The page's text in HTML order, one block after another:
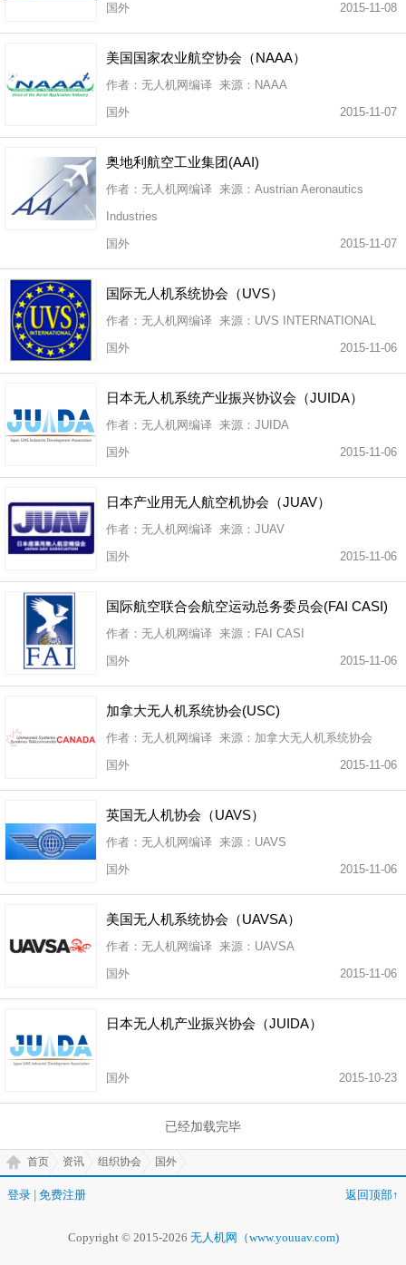
国外
2015-11-08
美国国家农业航空协会（NAAA）
作者：无人机网编译 来源：NAAA
国外
2015-11-07
奥地利航空工业集团(AAI)
作者：无人机网编译 来源：Austrian Aeronautics
Industries
国外
2015-11-07
国际无人机系统协会（UVS）
作者：无人机网编译 来源：UVS INTERNATIONAL
国外
2015-11-06
日本无人机系统产业振兴协议会（JUIDA）
作者：无人机网编译 来源：JUIDA
国外
2015-11-06
日本产业用无人航空机协会（JUAV）
作者：无人机网编译 来源：JUAV
国外
2015-11-06
国际航空联合会航空运动总务委员会(FAI CASI)
作者：无人机网编译 来源：FAI CASI
国外
2015-11-06
加拿大无人机系统协会(USC)
作者：无人机网编译 来源：加拿大无人机系统协会
国外
2015-11-06
英国无人机协会（UAVS）
作者：无人机网编译 来源：UAVS
国外
2015-11-06
美国无人机系统协会（UAVSA）
作者：无人机网编译 来源：UAVSA
国外
2015-11-06
日本无人机产业振兴协会（JUIDA）
国外 2015-10-23
已经加载完毕
首页 资讯 组织协会 国外
登录 免费注册 返回顶部↑
Copyright © 2015-2026 无人机网（www.youuav.com)